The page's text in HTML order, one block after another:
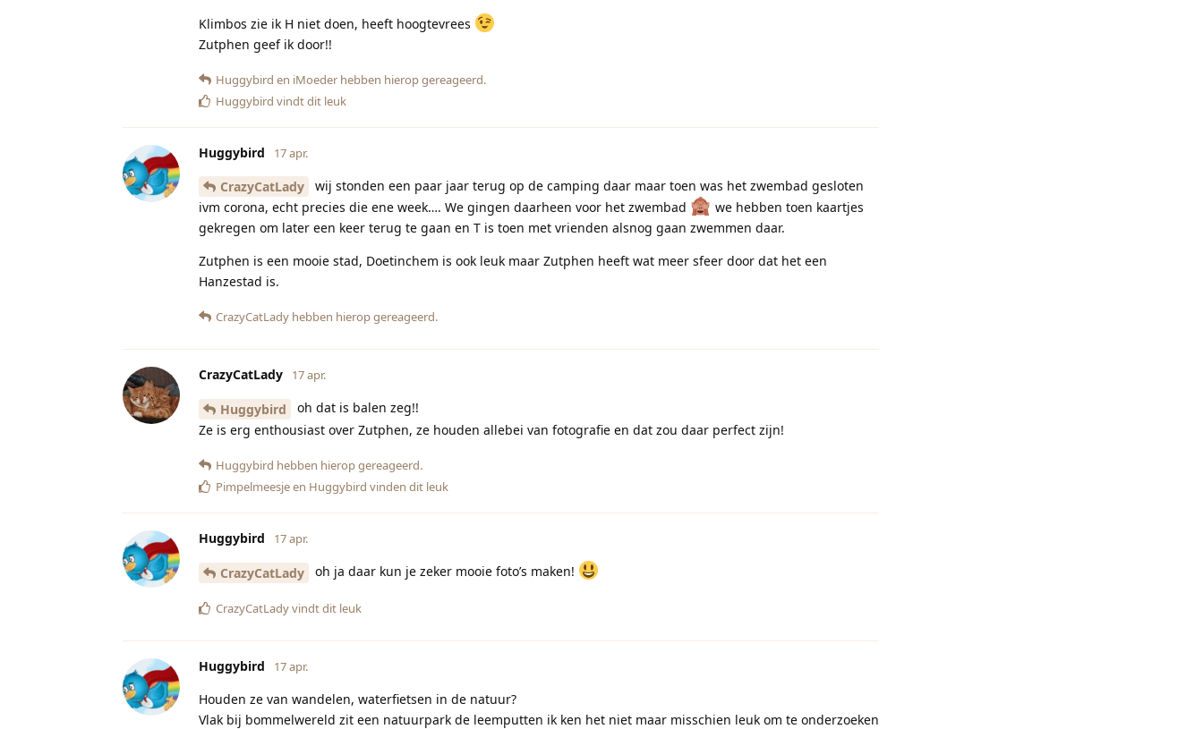
Klimbos zie ik H niet doen, heeft hoogtevrees
Zutphen geef ik door!!
Huggybird en iMoeder hebben hierop gereageerd.
Huggybird vindt dit leuk
Huggybird 17 apr.
CrazyCatLady
wij stonden een paar jaar terug op de camping daar maar toen was het zwembad gesloten
ivm corona, echt precies die ene week…. We gingen daarheen voor het zwembad
we hebben toen kaartjes
gekregen om later een keer terug te gaan en T is toen met vrienden alsnog gaan zwemmen daar.
Zutphen is een mooie stad, Doetinchem is ook leuk maar Zutphen heeft wat meer sfeer door dat het een
Hanzestad is.
CrazyCatLady hebben hierop gereageerd.
CrazyCatLady 17 apr.
Huggybird
oh dat is balen zeg!!
Ze is erg enthousiast over Zutphen, ze houden allebei van fotografie en dat zou daar perfect zijn!
Huggybird hebben hierop gereageerd.
Pimpelmeesjeen Huggybird vinden dit leuk
Huggybird 17 apr.
CrazyCatLady oh ja daar kun je zeker mooie foto’s maken!
CrazyCatLadyvindt dit leuk
Huggybird 17 apr.
Houden ze van wandelen, waterfietsen in de natuur?
Vlak bij bommelwereld zit een natuurpark de leemputten ik ken het niet maar misschien leuk om te onderzoeken